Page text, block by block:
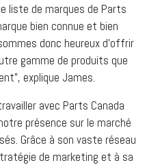
liste de marques de Parts
bien connue et bien
donc heureux d’offrir
gamme de produits que
explique James.
avec Parts Canada
présence sur le marché
Grâce à son vaste réseau
de marketing et à sa